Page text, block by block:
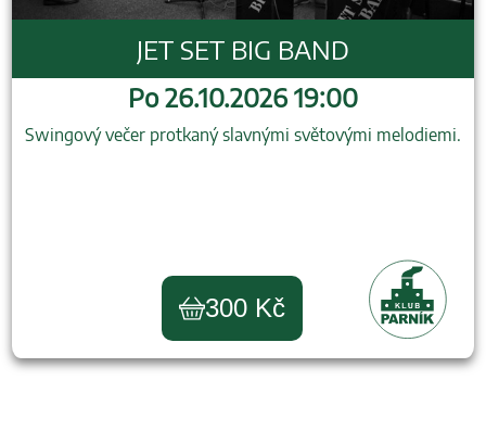
JET SET BIG BAND
Po 26.10.2026 19:00
Swingový večer protkaný slavnými světovými melodiemi.
300 Kč